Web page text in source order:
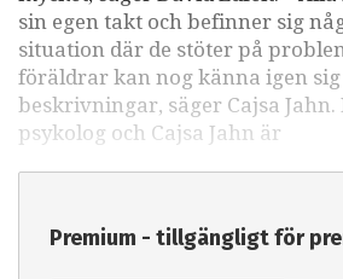
sin egen takt och befinner sig
situation där de stöter på
föräldrar kan nog känna igen
beskrivningar, säger Cajsa Jahn.
psykolog och Cajsa Jahn är
Premium - tillgängligt för